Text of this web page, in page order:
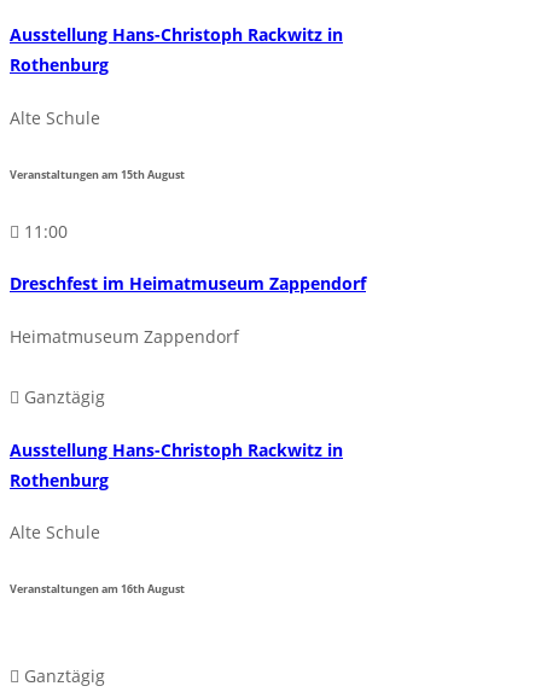
Ausstellung Hans-Christoph Rackwitz in
Rothenburg
Alte Schule
Veranstaltungen am15thAugust
11:00
Dreschfest im Heimatmuseum Zappendorf
Heimatmuseum Zappendorf
Ganztägig
Ausstellung Hans-Christoph Rackwitz in
Rothenburg
Alte Schule
Veranstaltungen am16thAugust
Ganztägig